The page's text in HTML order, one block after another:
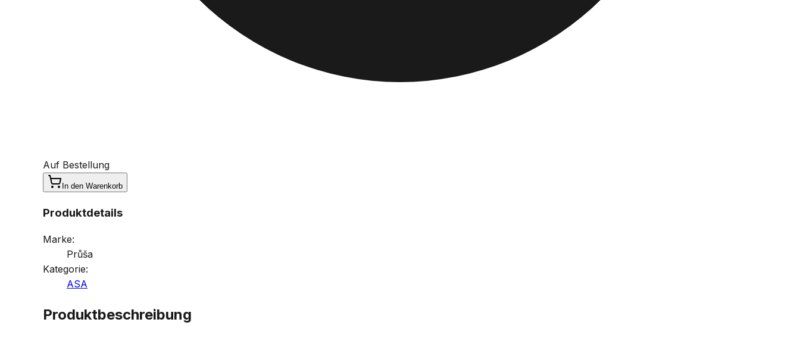
Auf Bestellung
In den Warenkorb
Produktdetails
Marke:
Průša
Kategorie:
ASA
Produktbeschreibung